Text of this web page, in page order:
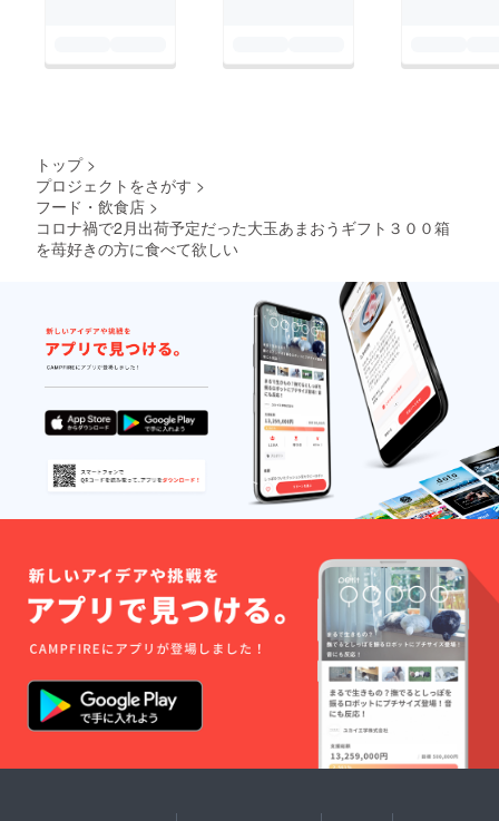
トップ >
プロジェクトをさがす >
フード・飲食店 >
コロナ禍で2月出荷予定だった大玉あまおうギフト３００箱
を苺好きの方に食べて欲しい